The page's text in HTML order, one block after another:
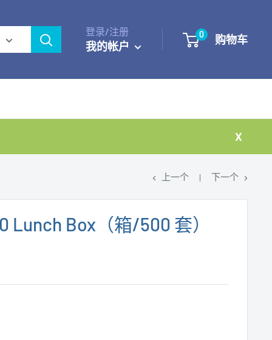
登录/注册
我的帐户
0 购物车
X
上一个 下一个
Lunch Box（箱/500 套）